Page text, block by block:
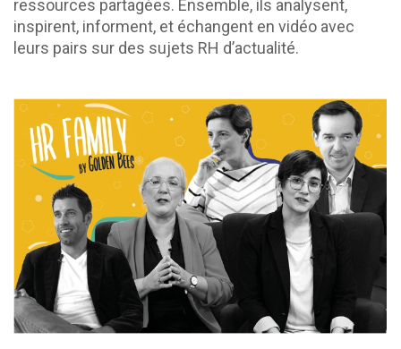
ressources partagées. Ensemble, ils analysent,
inspirent, informent, et échangent en vidéo avec
leurs pairs sur des sujets RH d’actualité.